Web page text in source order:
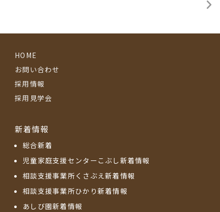
HOME
お問い合わせ
採用情報
採用見学会
新着情報
総合新着
児童家庭支援センターこぶし新着情報
相談支援事業所くさぶえ新着情報
相談支援事業所ひかり新着情報
あしび園新着情報